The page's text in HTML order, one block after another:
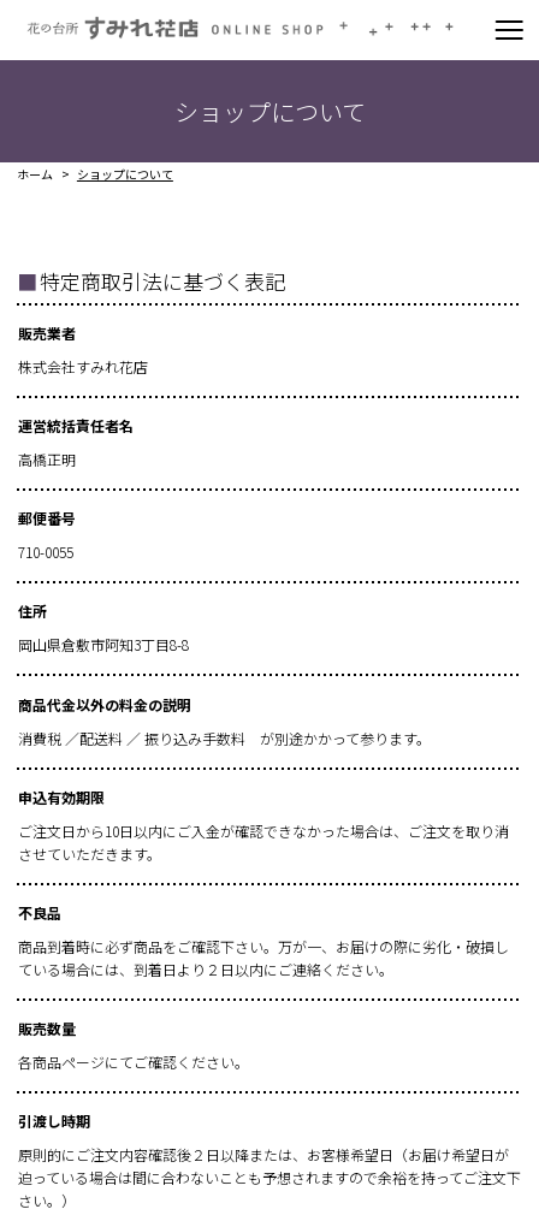
ショップについて
ホーム ショップについて
■特定商取引法に基づく表記
販売業者
株式会社すみれ花店
運営統括責任者名
高橋正明
郵便番号
710-0055
住所
岡山県倉敷市阿知3丁目8-8
商品代金以外の料金の説明
消費税 ／配送料 ／ 振り込み手数料 が別途かかって参ります。
申込有効期限
ご注文日から10日以内にご入金が確認できなかった場合は、ご注文を取り消
させていただきます。
不良品
商品到着時に必ず商品をご確認下さい。万が一、お届けの際に劣化・破損し
ている場合には、到着日より２日以内にご連絡ください。
販売数量
各商品ページにてご確認ください。
引渡し時期
原則的にご注文内容確認後２日以降または、お客様希望日（お届け希望日が
迫っている場合は間に合わないことも予想されますので余裕を持ってご注文下
さい。）